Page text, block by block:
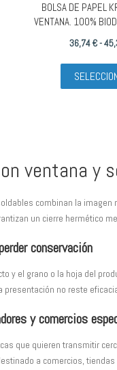
BOLSA DE PAPEL
VENTANA. 100%
36,74€-
ventana y
combinan la
un cierre hermético
conservación
y el grano o la hoja del
presentación no reste
y comercios
que quieren transmitir
a comercios,